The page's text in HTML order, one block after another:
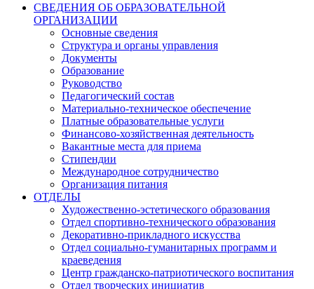
СВЕДЕНИЯ ОБ ОБРАЗОВАТЕЛЬНОЙ
ОРГАНИЗАЦИИ
Основные сведения
Структура и органы управления
Документы
Образование
Руководство
Педагогический состав
Материально-техническое обеспечение
Платные образовательные услуги
Финансово-хозяйственная деятельность
Вакантные места для приема
Стипендии
Международное сотрудничество
Организация питания
ОТДЕЛЫ
Художественно-эстетического образования
Отдел спортивно-технического образования
Декоративно-прикладного искусства
Отдел социально-гуманитарных программ и
краеведения
Центр гражданско-патриотического воспитания
Отдел творческих инициатив